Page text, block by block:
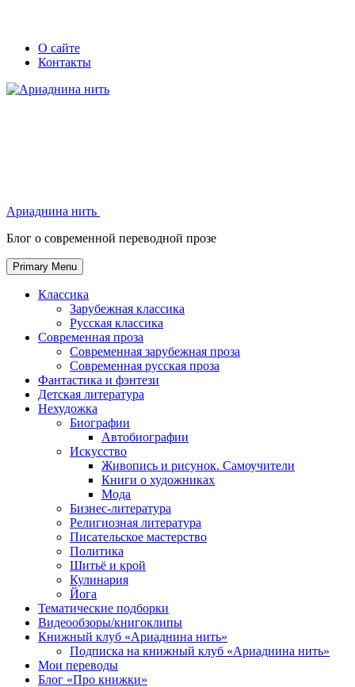
Skip
Secondary
left
navigation
Secondary
right
navigation
О сайте
Контакты
Ариаднина нить
Блог о современной переводной прозе
Primary Menu
Классика
Зарубежная классика
Русская классика
Современная проза
Современная зарубежная проза
Современная русская проза
Фантастика и фэнтези
Детская литература
Нехудожка
Биографии
Автобиографии
Искусство
Живопись и рисунок. Самоучители
Книги о художниках
Мода
Бизнес-литература
Религиозная литература
Писательское мастерство
Политика
Шитьё и крой
Кулинария
Йога
Тематические подборки
Видеообзоры/книгоклипы
Книжный клуб «Ариаднина нить»
Подписка на книжный клуб «Ариаднина нить»
Мои переводы
Блог «Про книжки»